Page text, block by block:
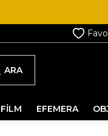
ARA
EFEMERA